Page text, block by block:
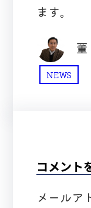
ます。
NEWS
コメント
メールア